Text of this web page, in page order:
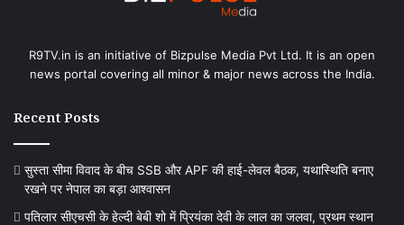
R9TV.in is an initiative of Bizpulse Media Pvt Ltd. It is an open
news portal covering all minor & major news across the India.
Recent Posts
सुस्ता सीमा विवाद के बीच SSB और APF की हाई-लेवल बैठक, यथास्थिति बनाए
रखने पर नेपाल का बड़ा आश्वासन
पतिलार सीएचसी के हेल्दी बेबी शो में प्रियंका देवी के लाल का जलवा, प्रथम स्थान